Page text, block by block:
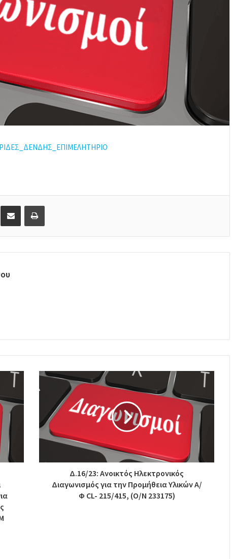
Δ.16/23: Ανοικτός Ηλεκτρονικός
Διαγωνισμός για την Προμήθεια Υλικών Α/
Φ CL- 215/415, (O/N 233175)